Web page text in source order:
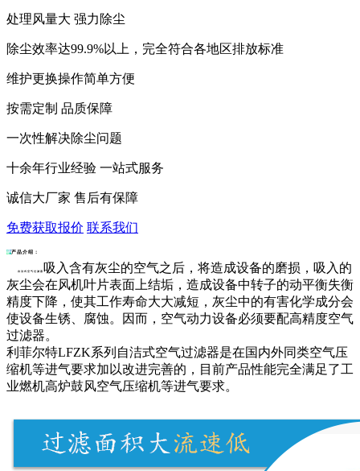
处理风量大 强力除尘
除尘效率达99.9%以上，完全符合各地区排放标准
维护更换操作简单方便
按需定制 品质保障
一次性解决除尘问题
十余年行业经验 一站式服务
诚信大厂家 售后有保障
免费获取报价 联系我们
产品介绍：
自洁式空气过滤器
吸入含有灰尘的空气之后，将造成设备的磨损，吸入的
灰尘会在风机叶片表面上结垢，造成设备中转子的动平衡失衡
精度下降，使其工作寿命大大减短，灰尘中的有害化学成分会
使设备生锈、腐蚀。因而，空气动力设备必须要配高精度空气
过滤器。
利菲尔特LFZK系列 自洁式空气过滤器是在国内外同类空气压
缩机等进气要求加以改进完善的，目前产品性能完全满足了工
业燃机高炉鼓风空气压缩机等进气要求。